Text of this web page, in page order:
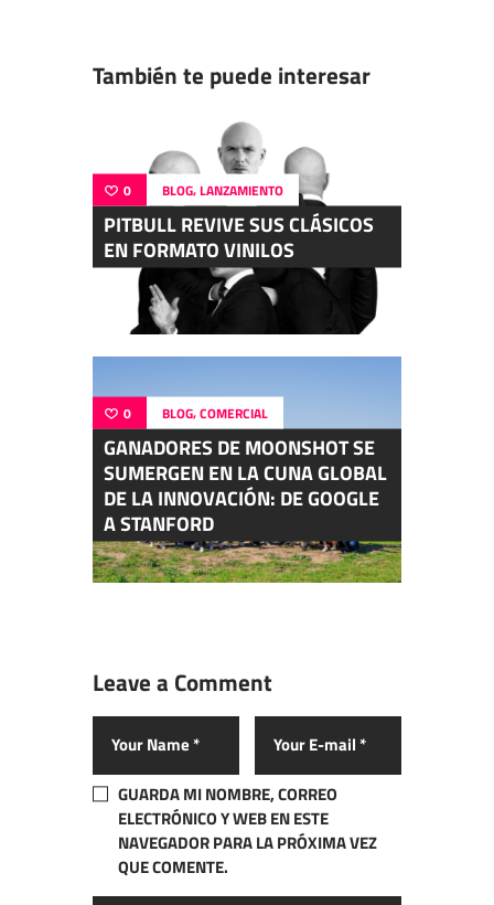
También te puede interesar
0 BLOG,LANZAMIENTO
PITBULL REVIVE SUS CLÁSICOS
EN FORMATO VINILOS
0 BLOG,COMERCIAL
GANADORES DE MOONSHOT SE
SUMERGEN EN LA CUNA GLOBAL
DE LA INNOVACIÓN: DE GOOGLE
A STANFORD
Leave a Comment
GUARDA MI NOMBRE, CORREO
ELECTRÓNICO Y WEB EN ESTE
NAVEGADOR PARA LA PRÓXIMA VEZ
QUE COMENTE.